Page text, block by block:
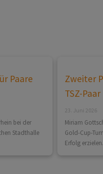
Paare
bei der
Stadthalle
Zweiter
TSZ-
23. Juni 2026
Miriam
Gold-Cup-
Erfolg erzielen.